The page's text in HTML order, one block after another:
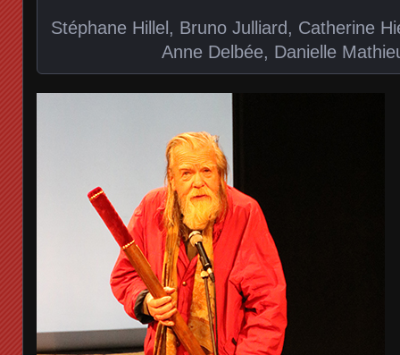
Stéphane Hillel, Bruno Julliard, Catherine
Anne Delbée, Danielle